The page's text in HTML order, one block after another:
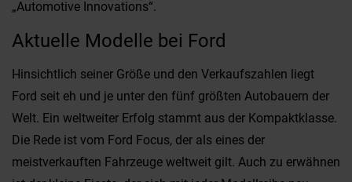
„Automotive Innovations“.
Aktuelle Modelle bei Ford
Hinsichtlich seiner Größe und den Verkaufszahlen liegt
Ford seit eh und je unter den fünf größten Autobauern der
Welt. Ein weltweiter Erfolg stammt aus der Kompaktklasse.
Die Rede ist vom Ford Focus, der als eines der
meistverkauften Fahrzeuge weltweit gilt. Auch zu erwähnen